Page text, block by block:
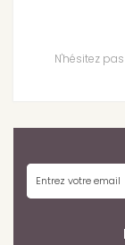
N'hésitez